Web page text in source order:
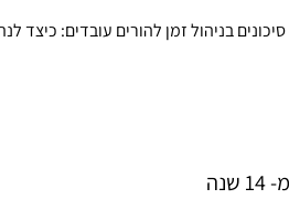
סיכונים בניהול זמן להורים עובדים: כיצד